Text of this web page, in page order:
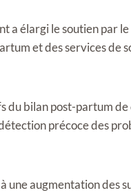
a élargi le soutien par
et des services de
du bilan post-partum de
précoce des
une augmentation des